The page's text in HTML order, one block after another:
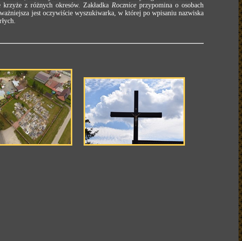
z różnych okresów. ZakładkaRocznice przypomina o osobach
jest oczywiście wyszukiwarka, w której po wpisaniu nazwiska